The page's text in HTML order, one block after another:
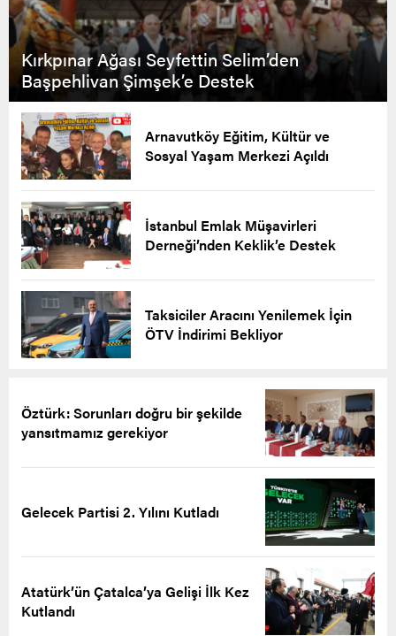
Kırkpınar Ağası Seyfettin Selim’den
Başpehlivan Şimşek’e Destek
Arnavutköy Eğitim, Kültür ve
Sosyal Yaşam Merkezi Açıldı
İstanbul Emlak Müşavirleri
Derneği’nden Keklik’e Destek
Taksiciler Aracını Yenilemek İçin
ÖTV İndirimi Bekliyor
Öztürk: Sorunları doğru bir şekilde
yansıtmamız gerekiyor
Gelecek Partisi 2. Yılını Kutladı
Atatürk’ün Çatalca’ya Gelişi İlk Kez
Kutlandı